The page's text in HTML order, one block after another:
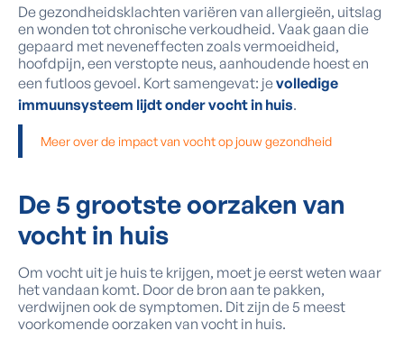
De gezondheidsklachten variëren van allergieën, uitslag
en wonden tot chronische verkoudheid. Vaak gaan die
gepaard met neveneffecten zoals vermoeidheid,
hoofdpijn, een verstopte neus, aanhoudende hoest en
een futloos gevoel. Kort samengevat: jevolledige
immuunsysteem lijdt onder vocht in huis.
Meer over de impact van vocht op jouw gezondheid
De 5 grootste oorzaken van
vocht in huis
Om vocht uit je huis te krijgen, moet je eerst weten waar
het vandaan komt. Door de bron aan te pakken,
verdwijnen ook de symptomen. Dit zijn de 5 meest
voorkomende oorzaken van vocht in huis.